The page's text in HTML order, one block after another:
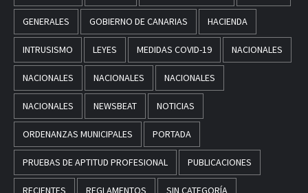
GENERALES GOBIERNO DE CANARIAS HACIENDA
INTRUSISMO LEYES MEDIDAS COVID-19 NACIONALES
NACIONALES NACIONALES NACIONALES
NACIONALES NEWSBEAT NOTICIAS
ORDENANZAS MUNICIPALES PORTADA
PRUEBAS DE APTITUD PROFESIONAL PUBLICACIONES
RECIENTES REGLAMENTOS SIN CATEGORÍA